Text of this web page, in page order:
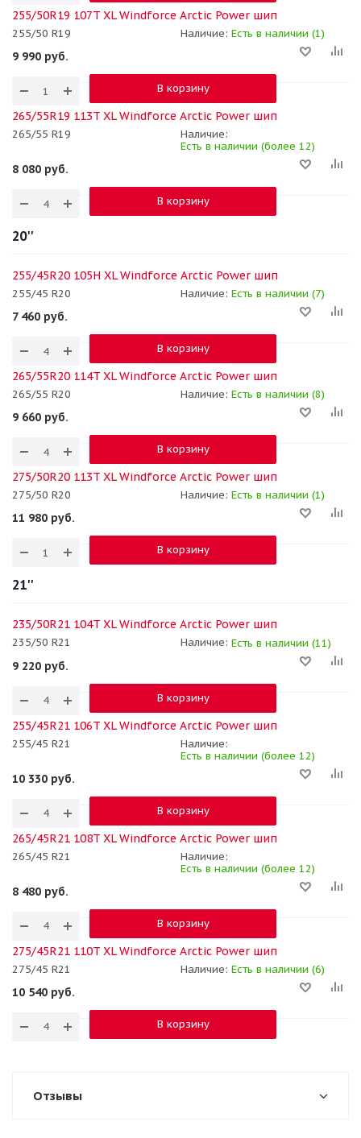
255/50R19 107T XL Windforce Arctic Power шип
255/50 R19 Наличие: Есть в наличии (1)
9 990 руб.
В корзину
265/55R19 113T XL Windforce Arctic Power шип
265/55 R19
Наличие:
Есть в наличии (более 12)
8 080 руб.
В корзину
20''
255/45R20 105H XL Windforce Arctic Power шип
255/45 R20 Наличие: Есть в наличии (7)
7 460 руб.
В корзину
265/55R20 114T XL Windforce Arctic Power шип
265/55 R20 Наличие: Есть в наличии (8)
9 660 руб.
В корзину
275/50R20 113T XL Windforce Arctic Power шип
275/50 R20 Наличие: Есть в наличии (1)
11 980 руб.
В корзину
21''
235/50R21 104T XL Windforce Arctic Power шип
235/50 R21 Наличие: Есть в наличии (11)
9 220 руб.
В корзину
255/45R21 106T XL Windforce Arctic Power шип
255/45 R21
Наличие:
Есть в наличии (более 12)
10 330 руб.
В корзину
265/45R21 108T XL Windforce Arctic Power шип
265/45 R21
Наличие:
Есть в наличии (более 12)
8 480 руб.
В корзину
275/45R21 110T XL Windforce Arctic Power шип
275/45 R21 Наличие: Есть в наличии (6)
10 540 руб.
В корзину
Отзывы